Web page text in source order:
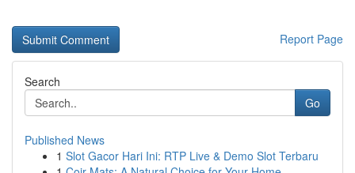
Report Page
Search
Go
Published News
1 Slot Gacor Hari Ini: RTP Live & Demo Slot Terbaru